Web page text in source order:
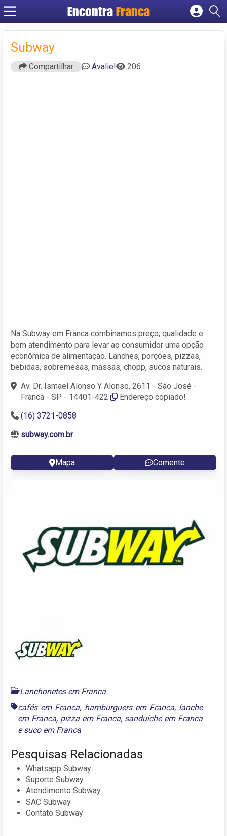
Encontra Franca
Cadastrar empresa
Subway
Compartilhar Avalie! 206
Na Subway em Franca combinamos preço, qualidade e
bom atendimento para levar ao consumidor uma opção
econômica de alimentação. Lanches, porções, pizzas,
bebidas, sobremesas, massas, chopp, sucos naturais.
Av. Dr. Ismael Alonso Y Alonso, 2611 - São José -
Franca - SP - 14401-422
Endereço copiado!
(16) 3721-0858
subway.com.br
Mapa Comente
Lanchonetes em Franca
cafés em Franca, hamburguers em Franca, lanche
em Franca, pizza em Franca, sanduíche em Franca
esuco em Franca
Pesquisas Relacionadas
Whatsapp Subway
Suporte Subway
Atendimento Subway
SAC Subway
Contato Subway